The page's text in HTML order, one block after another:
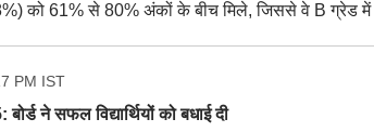
को 61% से 80% अंकों के बीच मिले, जिससे वे B ग्रेड में
PM IST
ने सफल विद्यार्थियों को बधाई दी